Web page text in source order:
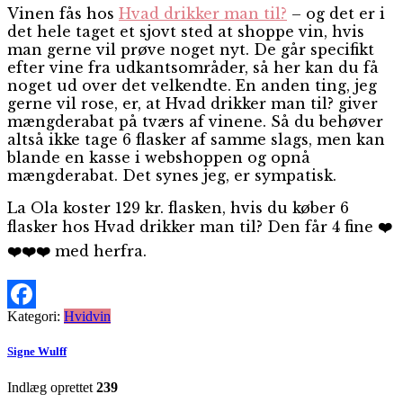
Vinen fås hos Hvad drikker man til? – og det er i
det hele taget et sjovt sted at shoppe vin, hvis
man gerne vil prøve noget nyt. De går specifikt
efter vine fra udkantsområder, så her kan du få
noget ud over det velkendte. En anden ting, jeg
gerne vil rose, er, at Hvad drikker man til? giver
mængderabat på tværs af vinene. Så du behøver
altså ikke tage 6 flasker af samme slags, men kan
blande en kasse i webshoppen og opnå
mængderabat. Det synes jeg, er sympatisk.
La Ola koster 129 kr. flasken, hvis du køber 6
flasker hos Hvad drikker man til? Den får 4 fine ❤️
❤️❤️❤️ med herfra.
Facebook
Kategori: Hvidvin
Signe Wulff
Indlæg oprettet 239